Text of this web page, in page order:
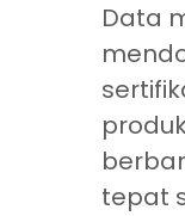
Data
tepat